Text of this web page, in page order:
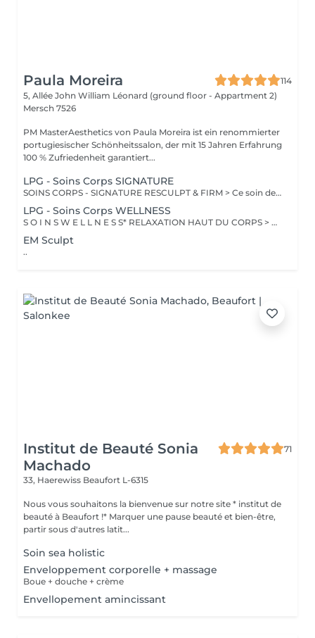
Paula Moreira
114
5, Allée John William Léonard (ground floor - Appartment 2)
Mersch 7526
PM MasterAesthetics von Paula Moreira ist ein renommierter
portugiesischer Schönheitssalon, der mit 15 Jahren Erfahrung
100 % Zufriedenheit garantiert...
LPG - Soins Corps SIGNATURE
SOINS CORPS - SIGNATURE RESCULPT & FIRM > Ce soin de l'ensemble du corps raffermit la peau et redonne du galbe aux courbes pour retrouver une silhouette resculptée et plus ferme tout en procurant un grand moment de bien-être. CELLULITE LISSANT > Ce soin ciblé déstocke les graisses localisées, défibrose et assouplit les tissus pour traiter efficacement la cellulite adipeuse et fibreuse tout en procurant un grand moment de bien-être. DÉCOUVERTE Ce soin propose une introduction à la technique endermologie® afin de découvrir le potentiel des différentes stimulations cellulaires et les sensations uniques qu'elles procurent. BILAN PERSONNALISÉ Tout programme de soin endermologie® corps commence par un bilan ultra-précis, avec l'application professionnelle ENDERMOLINK. Il se déroule en trois étapes clés : 1. Décryptage de votre mode de vie. 2. Analyse pointue de l'état de votre peau. 3. Création de votre programme sur-mesure.
LPG - Soins Corps WELLNESS
S O I N S W E L L N E S S* RELAXATION HAUT DU CORPS > Ce soin favorise un relâchement profond des tensions dans le dos, la nuque, les épaules et le cuir chevelu pour apporter une relaxation complète et une sensation de bien-être global revitalisante. DÉTOX DRAINANT > Ce soin active les échanges circulatoires pour agir sur la rétention d'eau et éliminer les toxines, offrant un effet dynamisant et une sensation de légèreté aux jambes. VITALITÉ STRESS SOMMEIL > Ce soin de l'ensemble du corps diminue le stress, augmente la vitalité et améliore la qualité du sommeil pour apporter un mieux-être global tout en renforçant les défenses naturelles. RECUP DEEP TISSUE > En agissant sur les tissus profonds, ce soin soulage les tensions musculaires et favorise une meilleure récupération sportive en diminuant les courbatures. INTENSE WELLNESS > Ce soin de l'ensemble du corps détend les zones de tensions musculaires et favorise un lâcher prise total, offrant ainsi une relaxation profonde et une sensation de bien-être intensifi ée.
EM Sculpt
..
Institut de Beauté Sonia
Machado
71
33, Haerewiss Beaufort L-6315
Nous vous souhaitons la bienvenue sur notre site * institut de
beauté à Beaufort !* Marquer une pause beauté et bien-être,
partir sous d'autres latit...
Soin sea holistic
Enveloppement corporelle + massage
Boue + douche + crème
Envellopement amincissant